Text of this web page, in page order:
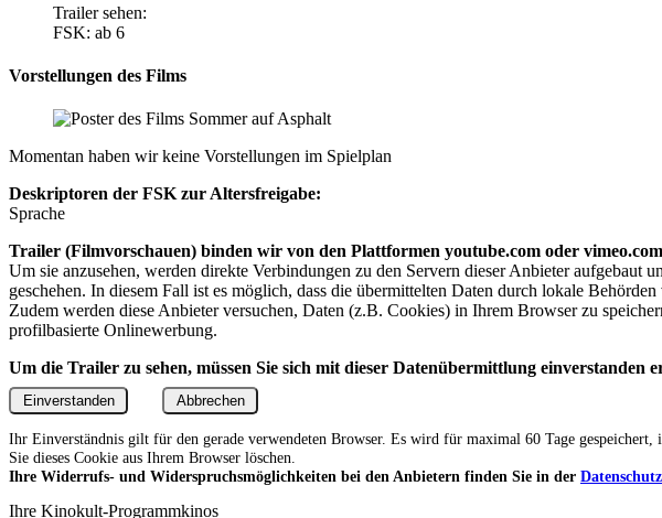
Trailer sehen:
FSK: ab 6
Vorstellungen des Films
Momentan haben wir keine Vorstellungen im Spielplan
Deskriptoren der FSK zur Altersfreigabe:
Sprache
Trailer (Filmvorschauen) binden wir von den Plattformen youtube.com oder
Um sie anzusehen, werden direkte Verbindungen zu den Servern dieser Anbieter
geschehen. In diesem Fall ist es möglich, dass die übermittelten Daten durch lokale
Zudem werden diese Anbieter versuchen, Daten (z.B. Cookies) in Ihrem Browser zu
profilbasierte Onlinewerbung.
Um die Trailer zu sehen, müssen Sie sich mit dieser Datenübermittlung einverstanden
Einverstanden Abbrechen
Ihr Einverständnis gilt für den gerade verwendeten Browser. Es wird für maximal 60 Tage
Sie dieses Cookie aus Ihrem Browser löschen.
Ihre Widerrufs- und Widerspruchsmöglichkeiten bei den Anbietern finden Sie in der
Ihre Kinokult-Programmkinos